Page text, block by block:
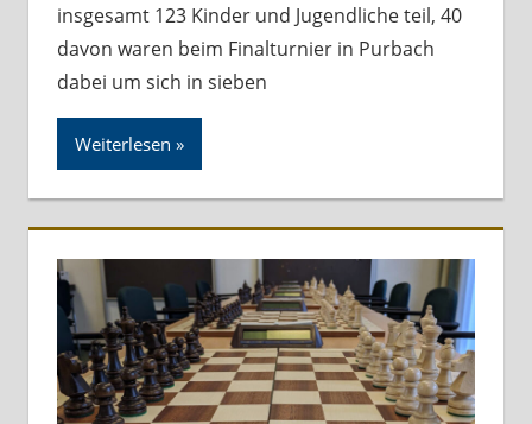
insgesamt 123 Kinder und Jugendliche teil, 40
davon waren beim Finalturnier in Purbach
dabei um sich in sieben
Weiterlesen